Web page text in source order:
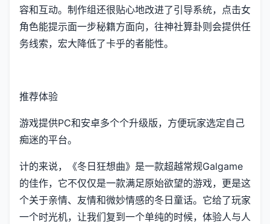
容和互动。制作组还很贴心地改进了引导系统，点击女
角色能提示面一步秘籍方面向，往神社算卦则会提供任
务线索，宏大降低了卡乎的者能性。
推荐体验
游戏提供PC和安卓多个个升级版，方便玩家选定自己
痴迷的平台。
计的来说，《冬日狂想曲》是一款​​超越常规Galgame
的佳作​​，它不仅仅是一款满足原始欲望的游戏，更是这
个关于亲情、友情和微妙情感的冬日童话。它给了玩家
一个时光机，让我们复到一个单纯的时候，体验人与人